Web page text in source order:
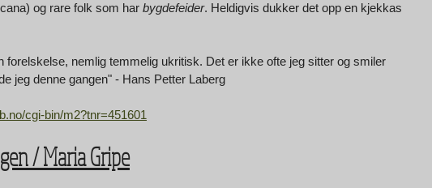
og rare folk som har bygdefeider. Heldigvis dukker det opp en kjekkas
nemlig temmelig ukritisk. Det er ikke ofte jeg sitter og smiler
jeg denne gangen" - Hans Petter Laberg
cgi-bin/m2?tnr=451601
/ Maria Gripe